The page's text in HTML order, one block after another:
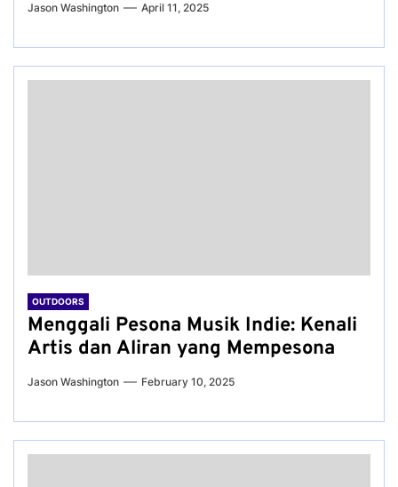
Jason Washington April 11, 2025
OUTDOORS
Menggali Pesona Musik Indie: Kenali
Artis dan Aliran yang Mempesona
Jason Washington February 10, 2025